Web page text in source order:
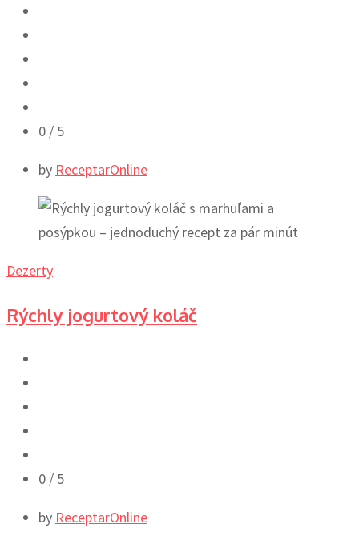
0 / 5
by ReceptarOnline
Dezerty
Rýchly jogurtový koláč
0 / 5
by ReceptarOnline